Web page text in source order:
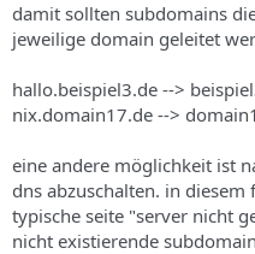
damit sollten subdomains
jeweilige domain geleitet
hallo.beispiel3.de -->
nix.domain17.de -->
eine andere möglichkeit ist
dns abzuschalten. in
typische seite "server nicht
nicht existierende